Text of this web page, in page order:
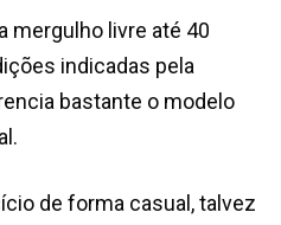
mergulho livre até 40
indicadas pela
bastante o modelo
de forma casual, talvez